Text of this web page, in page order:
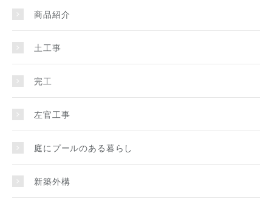
商品紹介
土工事
完工
左官工事
庭にプールのある暮らし
新築外構